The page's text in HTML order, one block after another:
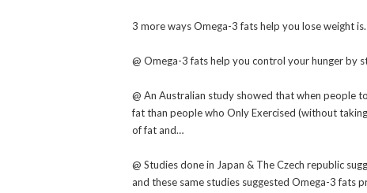
3 more ways Omega-3 fats help you lose weight
@ Omega-3 fats help you control your hunger by
@ An Australian study showed that when people
fat than people who Only Exercised (without
of fat and…
@ Studies done in Japan & The Czech republic
and these same studies suggested Omega-3 fats